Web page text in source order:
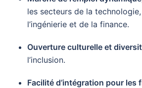
les secteurs de la
l’ingénierie et de la finance.
Ouverture culturelle et
l’inclusion.
Facilité d’intégration pour les